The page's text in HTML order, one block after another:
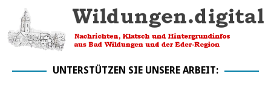
UNTERSTÜTZEN SIE UNSERE ARBEIT: